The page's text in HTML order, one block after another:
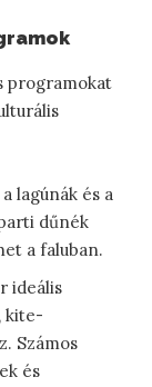
programokat
lagúnák és a
dűnék
a faluban.
ideális
kite-
Számos
és